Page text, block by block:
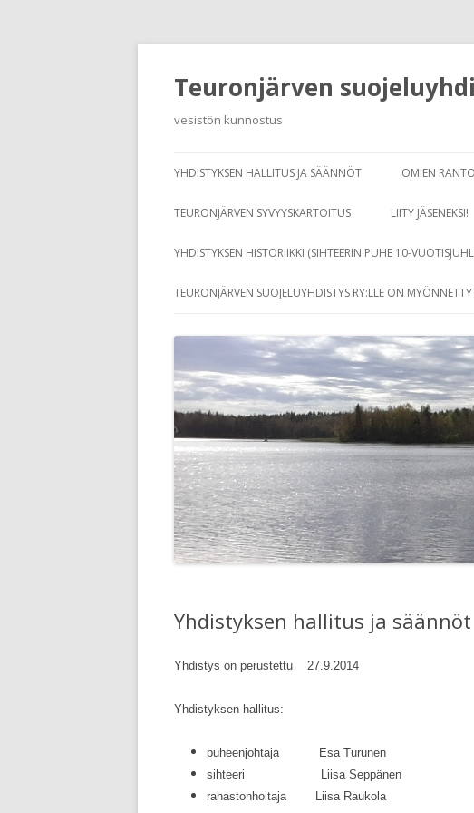
Teuronjärven
vesistön kunnostus
YHDISTYKSEN HALLITUS JA SÄÄNNÖT OMIEN
TEURONJÄRVEN SYVYYSKARTOITUS LIITY JÄSENEKSI!
YHDISTYKSEN HISTORIIKKI (SIHTEERIN PUHE 10-
TEURONJÄRVEN SUOJELUYHDISTYS RY:LLE ON
Yhdistyksen hallitus ja säännöt
Yhdistys on perustettu 27.9.2014
Yhdistyksen hallitus:
puheenjohtaja Esa Turunen
sihteeri Liisa Seppänen
rahastonhoitaja Liisa Raukola